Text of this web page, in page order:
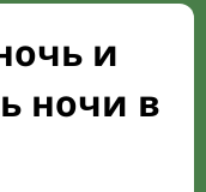
и
ночи в